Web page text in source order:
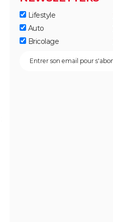
Lifestyle
Auto
Bricolage